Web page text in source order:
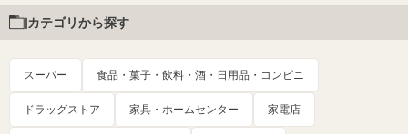
カテゴリから探す
スーパー 食品・菓子・飲料・酒・日用品・コンビニ
ドラッグストア 家具・ホームセンター 家電店